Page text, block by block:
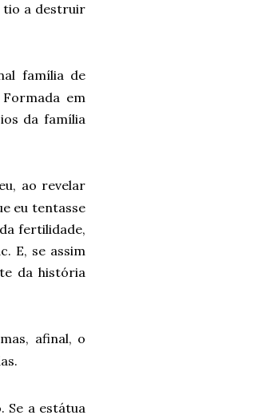
tio a destruir
família de
em
da família
ao revelar
eu tentasse
fertilidade,
E, se assim
da história
afinal, o
Se a estátua